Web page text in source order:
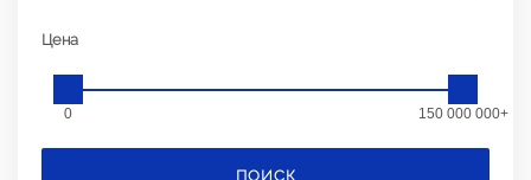
Цена
0 150 000 000+
ПОИСК